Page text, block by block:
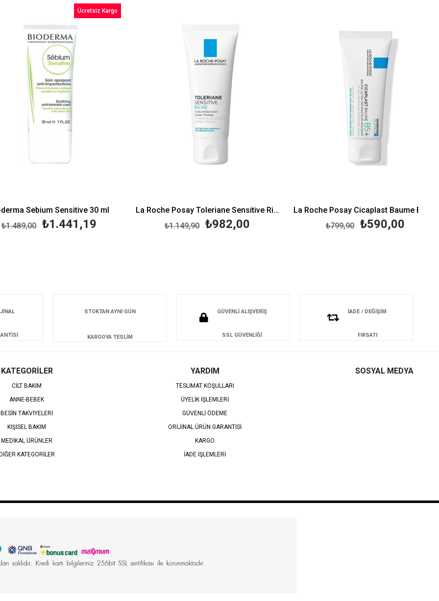
Sebium Sensitive 30 ml
₺1.441,19
İndirim
%3İndirim
Ücretsiz Kargo
La Roche Posay Toleriane Sensitive Riche 40 ml
₺982,00
₺1.149,90
La Roche Posay Cicaplast Baume B5 40 ml
₺590,00
₺799,90
STOKTAN AYNI GÜN
KARGOYA TESLİM
GÜVENLİ ALIŞVERİŞ
SSL GÜVENLİĞİ
İADE / DEĞİŞİM
FIRSATI
KATEGORİLER
CİLT BAKIM
ANNE-BEBEK
BESİN TAKVİYELERİ
KİŞİSEL BAKIM
MEDİKAL ÜRÜNLER
DİĞER KATEGORİLER
YARDIM
TESLİMAT KOŞULLARI
ÜYELİK İŞLEMLERİ
GÜVENLİ ÖDEME
ORİJİNAL ÜRÜN GARANTİSİ
KARGO
İADE İŞLEMLERİ
SOSYAL MEDYA